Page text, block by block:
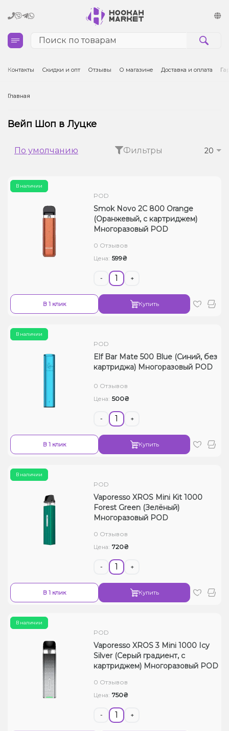
Кальяны
Табак для кальяна и кальянные смеси
Электронные сигареты (POD)
Комплектующие для POD
Жидкости для электронных сигарет
Уценка
Контакты Скидки и опт Отзывы О магазине Доставка и оплата
Главная
Вейп Шоп в Луцке
По умолчанию Фильтры 20
В наличии
POD
Smok Novo 2C 800 Orange
(Оранжевый, с картриджем)
Многоразовый POD
0 Отзывов
Цена: 599₴
- +
В 1 клик Купить
В наличии
POD
Elf Bar Mate 500 Blue (Синий, без
картриджа) Многоразовый POD
0 Отзывов
Цена: 500₴
- +
В 1 клик Купить
В наличии
POD
Vaporesso XROS Mini Kit 1000
Forest Green (Зелёный)
Многоразовый POD
0 Отзывов
Цена: 720₴
- +
В 1 клик Купить
В наличии
POD
Vaporesso XROS 3 Mini 1000 Icy
Silver (Серый градиент, с
картриджем) Многоразовый POD
0 Отзывов
Цена: 750₴
- +